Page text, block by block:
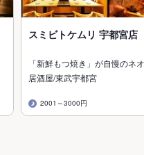
スミビトケムリ 宇都宮店
「新鮮もつ焼き」が自慢のネ
居酒屋/東武宇都宮
2001～3000円